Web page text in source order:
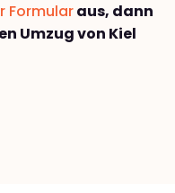
Formularaus, dann
Umzug von Kiel